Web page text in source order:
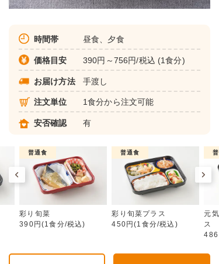
時間帯 昼食、夕食
価格目安 390円～756円/税込 (1食分)
お届け方法 手渡し
注文単位 1食分から注文可能
安否確認 有
普通食
彩り旬菜
390円(1食分/税込)
普通食
彩り旬菜プラス
450円(1食分/税込)
元
ス